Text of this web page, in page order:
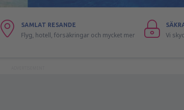
SAMLAT RESANDE
Flyg, hotell, försäkringar och mycket mer Vi